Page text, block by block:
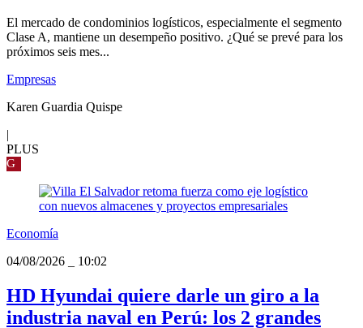
El mercado de condominios logísticos, especialmente el segmento
Clase A, mantiene un desempeño positivo. ¿Qué se prevé para los
próximos seis mes...
Empresas
Karen Guardia Quispe
|
PLUS
G
Economía
04/08/2026
10:02
HD Hyundai quiere darle un giro a la
industria naval en Perú: los 2 grandes